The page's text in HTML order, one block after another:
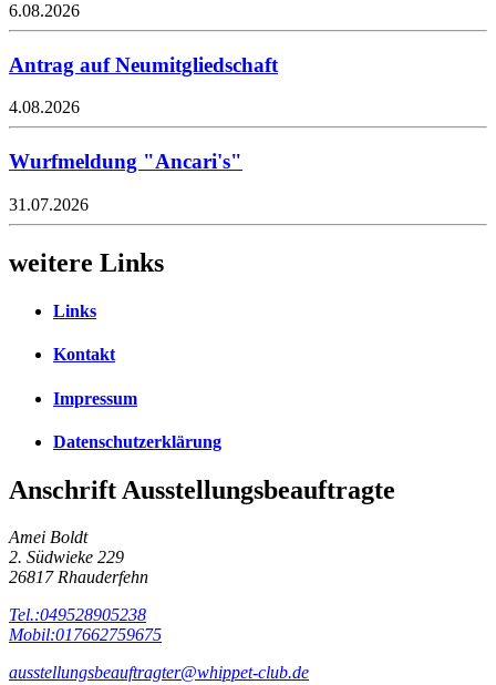
6.08.2026
Antrag auf Neumitgliedschaft
4.08.2026
Wurfmeldung "Ancari's"
31.07.2026
weitere Links
Links
Kontakt
Impressum
Datenschutzerklärung
Anschrift Ausstellungsbeauftragte
Amei Boldt
2. Südwieke 229
26817 Rhauderfehn
Tel.:049528905238
Mobil:017662759675
ausstellungsbeauftragter@whippet-club.de